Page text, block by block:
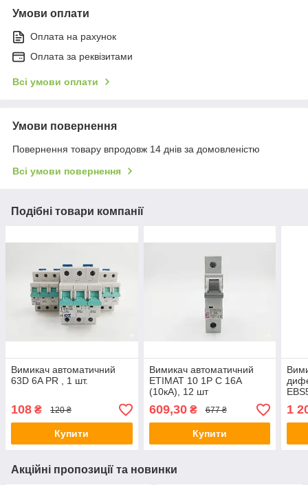
Умови оплати
Оплата на рахунок
Оплата за реквізитами
Всі умови оплати
Умови повернення
Повернення товару впродовж 14 днів за домовленістю
Всі умови повернення
Подібні товари компанії
Вимикач автоматичний
63D 6A PR , 1 шт.
108 ₴ 120 ₴
Купити
Вимикач автоматичний
ETIMAT 10 1P C 16A
(10кА), 12 шт
609,30₴ 677 ₴
Купити
1
Акційні пропозиції та новинки